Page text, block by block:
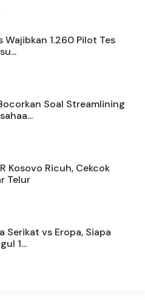
Wajibkan 1.260 Pilot Tes
Soal Streamlining
Kosovo Ricuh, Cekcok
Telur
Serikat vs Eropa, Siapa
1...